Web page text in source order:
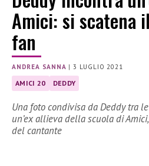
Amici: si scatena
fan
ANDREA SANNA |3 LUGLIO 2021
AMICI 20 DEDDY
Una foto condivisa da Deddy tra
un’ex allieva della scuola di
del cantante